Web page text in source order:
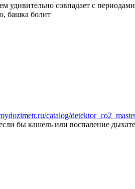
удивительно совпадает с
башка болит
catalog/
бы кашель или воспаление